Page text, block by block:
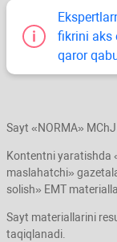
fikrini aks
qaror
Sayt «NORMA»
Kontentni yaratishda
maslahatchi»
solish» EMT
Sayt materiallarini
taqiqlanadi.